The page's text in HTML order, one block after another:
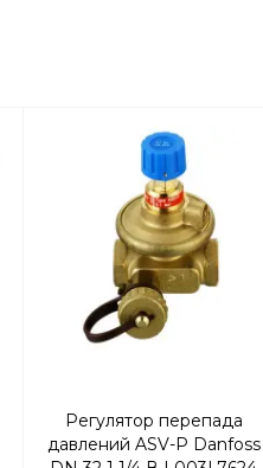
Регулятор перепада
давлений ASV-P Danfoss